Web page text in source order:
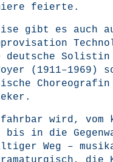
feierte.
gibt es auch
deut­sche
(1911–1969)
wird, vom
bis in die
Weg –